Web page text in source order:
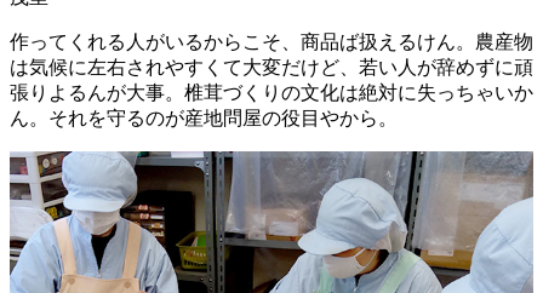
作ってくれる人がいるからこそ、商品ば扱えるけん。農産物
は気候に左右されやすくて大変だけど、若い人が辞めずに頑
張りよるんが大事。椎茸づくりの文化は絶対に失っちゃいか
ん。それを守るのが産地問屋の役目やから。